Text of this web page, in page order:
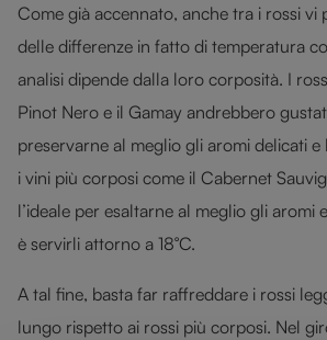
Come già accennato, anche tra i rossi vi
delle differenze in fatto di temperatura
analisi dipende dalla loro corposità. I
Pinot Nero e il Gamay andrebbero
preservarne al meglio gli aromi delicati e
i vini più corposi come il Cabernet
l’ideale per esaltarne al meglio gli aromi
è servirli attorno a 18°C.
A tal fine, basta far raffreddare i rossi
lungo rispetto ai rossi più corposi. Nel